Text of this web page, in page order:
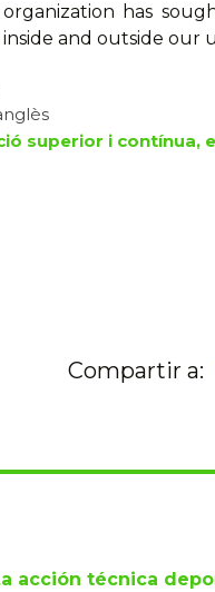
has
and outside our
superior i contínua,
Compartir a:
acción técnica